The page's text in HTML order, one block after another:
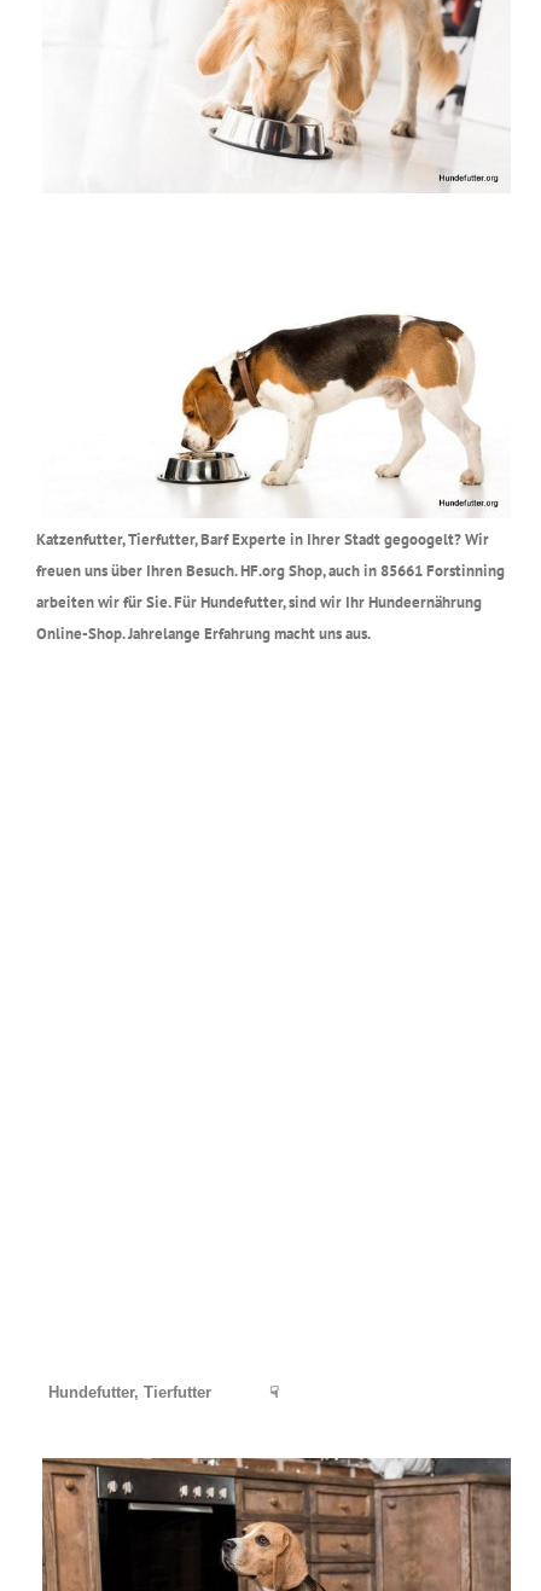
Katzenfutter, Tierfutter, Barf Experte in Ihrer Stadt gegoogelt? Wir
freuen uns über Ihren Besuch. HF.org Shop, auch in 85661 Forstinning
arbeiten wir für Sie. Für Hundefutter, sind wir Ihr Hundeernährung
Online-Shop. Jahrelange Erfahrung macht uns aus.
Hundefutter, Tierfutter ☟